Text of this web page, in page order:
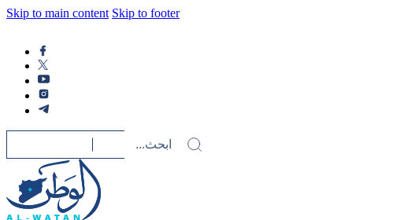
Skip to main content Skip to footer